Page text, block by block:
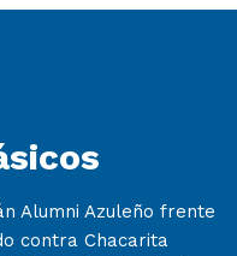
Alumni Azuleño frente
contra Chacarita